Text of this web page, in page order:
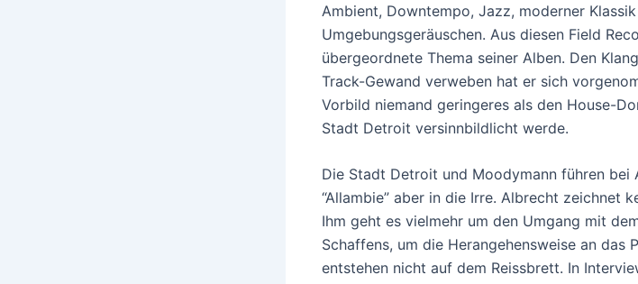
Ambient, Downtempo, Jazz, moderner
Umgebungsgeräuschen. Aus diesen Field
übergeordnete Thema seiner Alben. Den
Track-Gewand verweben hat er sich
Vorbild niemand geringeres als den House-
Stadt Detroit versinnbildlicht werde.
Die Stadt Detroit und Moodymann führen bei
“Allambie” aber in die Irre. Albrecht zeichnet
Ihm geht es vielmehr um den Umgang mit
Schaffens, um die Herangehensweise an das
entstehen nicht auf dem Reissbrett. In